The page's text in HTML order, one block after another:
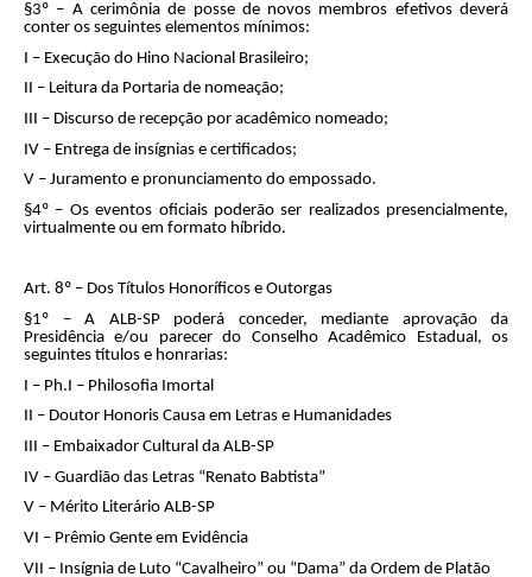
§3º – A cerimônia de posse de novos membros efetivos deverá
conter os seguintes elementos mínimos:
I – Execução do Hino Nacional Brasileiro;
II – Leitura da Portaria de nomeação;
III – Discurso de recepção por acadêmico nomeado;
IV – Entrega de insígnias e certificados;
V – Juramento e pronunciamento do empossado.
§4º – Os eventos oficiais poderão ser realizados presencialmente,
virtualmente ou em formato híbrido.
Art. 8º – Dos Títulos Honoríficos e Outorgas
§1º – A ALB-SP poderá conceder, mediante aprovação da
Presidência e/ou parecer do Conselho Acadêmico Estadual, os
seguintes títulos e honrarias:
I – Ph.I – Philosofia Imortal
II – Doutor Honoris Causa em Letras e Humanidades
III – Embaixador Cultural da ALB-SP
IV – Guardião das Letras “Renato Babtista”
V – Mérito Literário ALB-SP
VI – Prêmio Gente em Evidência
VII – Insígnia de Luto “Cavalheiro” ou “Dama” da Ordem de Platão